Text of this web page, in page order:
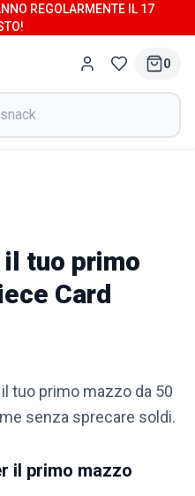
REGOLARMENTE IL 17
0
tuo primo
Card
tuo primo mazzo da 50
senza sprecare soldi.
il primo mazzo